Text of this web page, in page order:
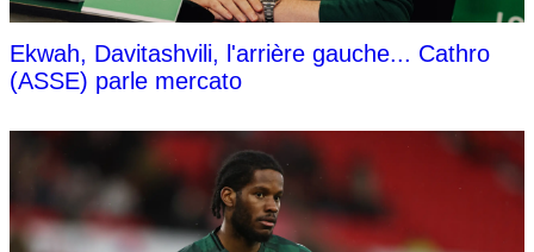
Ekwah, Davitashvili, l'arrière gauche... Cathro
(ASSE) parle mercato